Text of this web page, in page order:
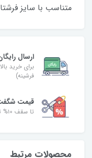
متناسب با سایز
ارسال
فرشینه)
قیمت
تا سقف ۱۰% تخفیف
محصولات مرتبط